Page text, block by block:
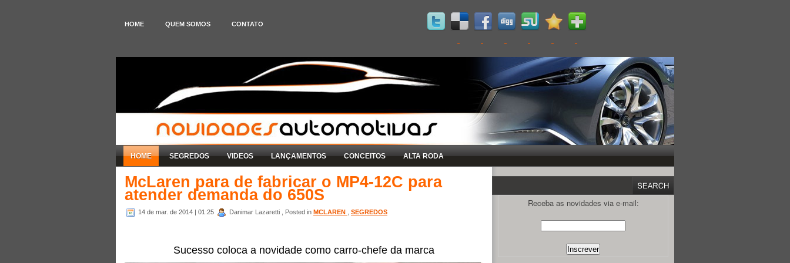
HOME QUEM SOMOS CONTATO
HOME SEGREDOS VIDEOS LANÇAMENTOS CONCEITOS ALTA RODA
McLaren para de fabricar o MP4-12C para
atender demanda do 650S
14 de mar. de 2014 | 01:25 Danimar Lazaretti , Posted in MCLAREN SEGREDOS
Sucesso coloca a novidade como carro-chefe da marca
Receba as novidades via e-mail: